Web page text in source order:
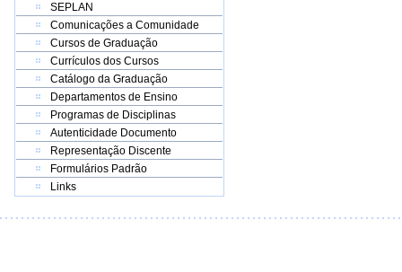
SEPLAN
Comunicações a Comunidade
Cursos de Graduação
Currículos dos Cursos
Catálogo da Graduação
Departamentos de Ensino
Programas de Disciplinas
Autenticidade Documento
Representação Discente
Formulários Padrão
Links